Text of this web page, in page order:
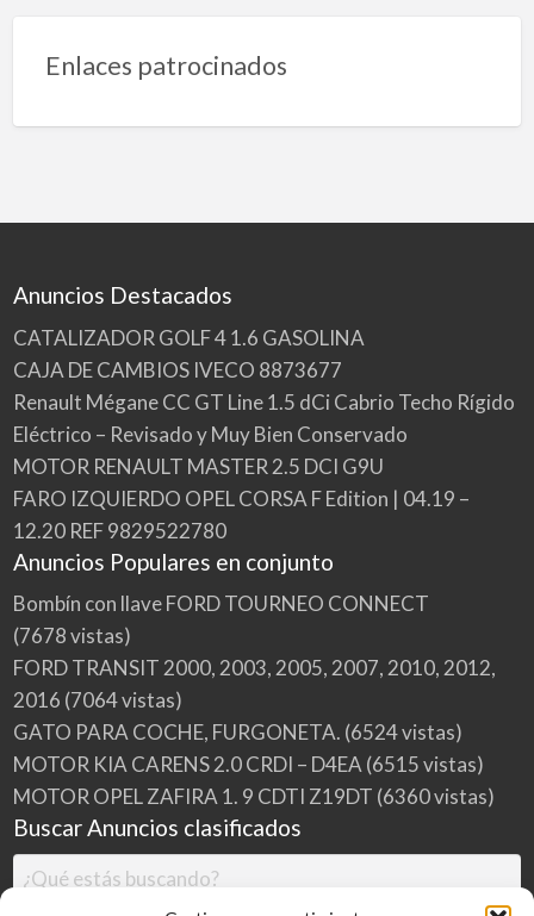
Enlaces patrocinados
Anuncios Destacados
CATALIZADOR GOLF 4 1.6 GASOLINA
CAJA DE CAMBIOS IVECO 8873677
Renault Mégane CC GT Line 1.5 dCi Cabrio Techo Rígido
Eléctrico – Revisado y Muy Bien Conservado
MOTOR RENAULT MASTER 2.5 DCI G9U
FARO IZQUIERDO OPEL CORSA F Edition | 04.19 –
12.20 REF 9829522780
Anuncios Populares en conjunto
Bombín con llave FORD TOURNEO CONNECT
(7678 vistas)
FORD TRANSIT 2000, 2003, 2005, 2007, 2010, 2012,
2016 (7064 vistas)
GATO PARA COCHE, FURGONETA. (6524 vistas)
MOTOR KIA CARENS 2.0 CRDI – D4EA (6515 vistas)
MOTOR OPEL ZAFIRA 1. 9 CDTI Z19DT (6360 vistas)
Buscar Anuncios clasificados